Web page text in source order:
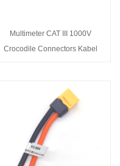
Multimeter CAT III 1000V
Crocodile Connectors Kabel